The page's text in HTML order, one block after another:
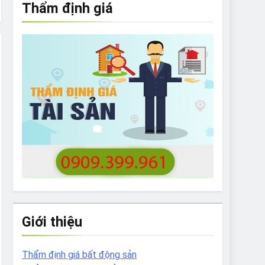
to What Bulldogs Can (and can’t) Eat
I Need to Groom My Bulldog
Thẩm định giá
Giới thiệu
Thẩm định giá bất động sản